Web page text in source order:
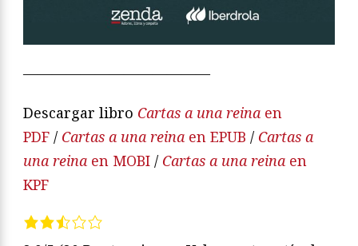
—————————————
Descargar libro Cartas a una reina en
PDF / Cartas a una reina en EPUB / Cartas a
una reina en MOBI / Cartas a una reina en
KPF